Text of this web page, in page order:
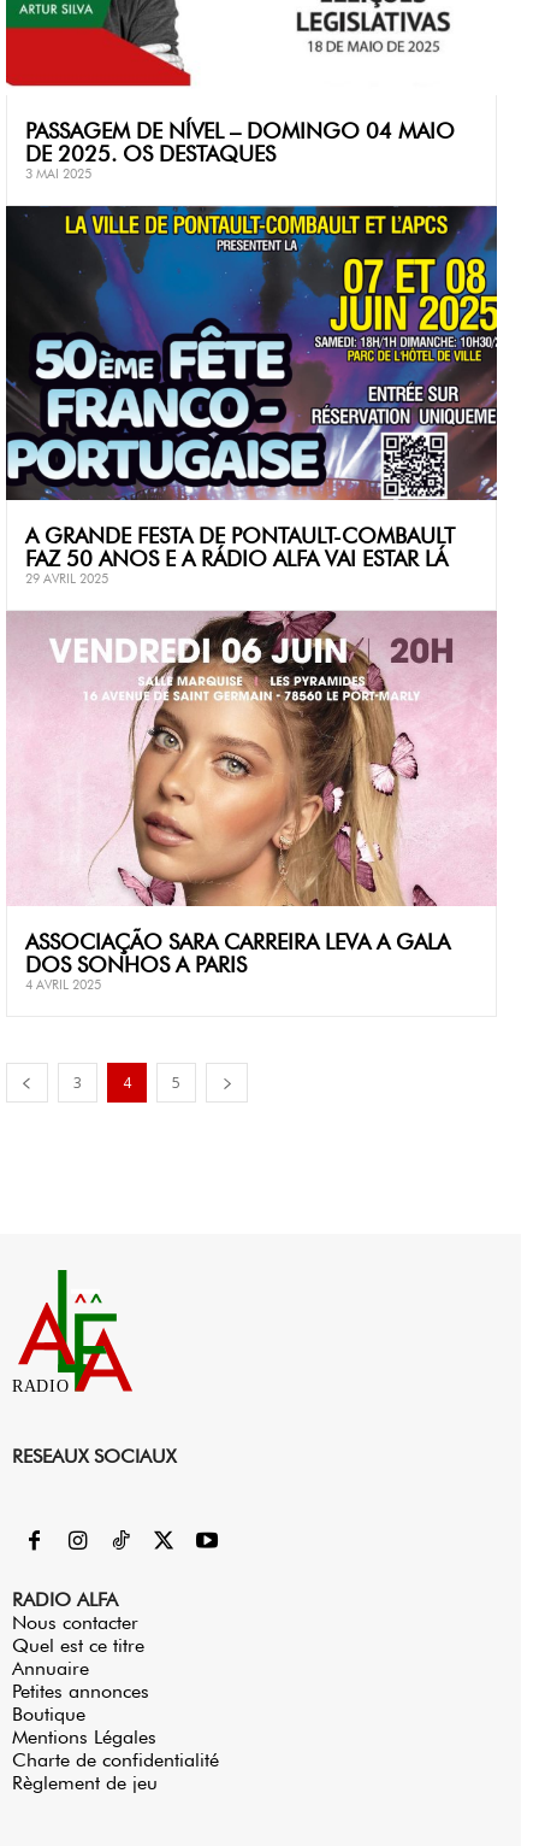
PASSAGEM DE NÍVEL – DOMINGO 04 MAIO
DE 2025. OS DESTAQUES
3 MAI 2025
A GRANDE FESTA DE PONTAULT-COMBAULT
FAZ 50 ANOS E A RÁDIO ALFA VAI ESTAR LÁ
29 AVRIL 2025
ASSOCIAÇÃO SARA CARREIRA LEVA A GALA
DOS SONHOS A PARIS
4 AVRIL 2025
3 4 5
RADIO
RESEAUX SOCIAUX
RADIO ALFA
Nous contacter
Quel est ce titre
Annuaire
Petites annonces
Boutique
Mentions Légales
Charte de confidentialité
Règlement de jeu